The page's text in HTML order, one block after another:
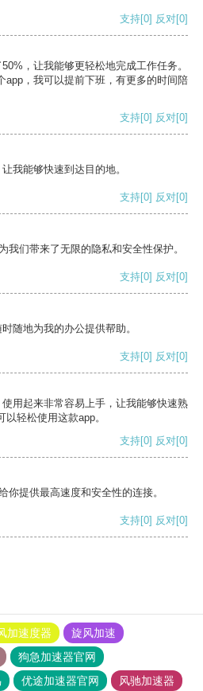
支持[0] 反对[0]
，让我能够更轻松地完成工作任务。
app，我可以提前下班，有更多的时间陪
支持[0] 反对[0]
我能够快速到达目的地。
支持[0] 反对[0]
我们带来了无限的隐私和安全性保护。
支持[0] 反对[0]
随地为我的办公提供帮助。
支持[0] 反对[0]
用起来非常容易上手，让我能够快速熟
轻松使用这款app。
支持[0] 反对[0]
你提供最高速度和安全性的连接。
支持[0] 反对[0]
加速度器
旋风加速
狗急加速器官网
优途加速器官网 风驰加速器